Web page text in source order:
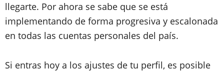
llegarte. Por ahora se sabe que se está
implementando de forma progresiva y escalonada
en todas las cuentas personales del país.
Si entras hoy a los ajustes de tu perfil, es posible